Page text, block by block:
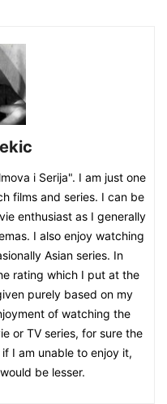
i Serija". I am just one
films and series. I can be
enthusiast as I generally
I also enjoy watching
Asian series. In
rating which I put at the
purely based on my
of watching the
or TV series, for sure the
I am unable to enjoy it,
be lesser.